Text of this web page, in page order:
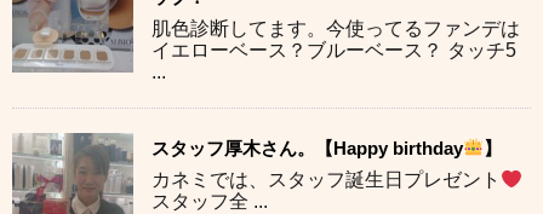
肌色診断してます。今使ってるファンデは
イエローベース？ブルーベース？ タッチ5
...
スタッフ厚木さん。【Happy birthday
】
カネミでは、スタッフ誕生日プレゼント
スタッフ全 ...